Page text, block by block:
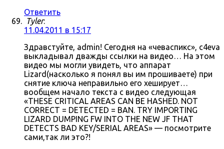
Ответить
Tyler:
11.04.2011 в 15:17
Здравстуйте, admin! Сегодня на «чеваспикс», c4eva
выкладывал дважды ссылки на видео… На этом
видео мы могли увидеть, что аппарат
Lizard(насколько я понял вы им прошиваете) при
снятие ключа неправильно его хеширует…
вообщем начало текста с видео следующая
«THESE CRITICAL AREAS CAN BE HASHED. NOT
CORRECT = DETECTED = BAN. TRY IMPORTING
LIZARD DUMPING FW INTO THE NEW JF THAT
DETECTS BAD KEY/SERIAL AREAS» — посмотрите
сами,так ли это?!